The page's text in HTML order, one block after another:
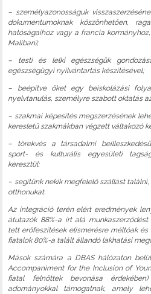
– személyazonosságuk
dokumentumoknak köszönhetően,
hatóságaihoz vagy a francia
Maliban);
– testi és lelki egészségük
egészségügyi nyilvántartás készítésével;
– beépítve őket egy beiskolázási
nyelvtanulás, személyre szabott oktatás
– szakmai képesítés megszerzésének
keresletű szakmákban végzett váltakozó
– törekvés a társadalmi
sport- és kulturális egyesületi
keresztül;
– segítünk nekik megfelelő szállást
otthonukat.
Az integráció terén elért eredmények
átutazók 88%-a írt alá
tett erőfeszítések elismerésre méltóak és
fiatalok 80%-a talált állandó lakhatási
Mások számára a DBAS hálózaton
Accompaniment for the Inclusion of
fiatal felnőttek bevonása
adományokkal támogatnak, amely